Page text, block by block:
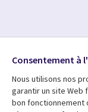
Media
Global
FR
Consentement à
Nous utilisons nos
garantir un site Web
bon fonctionnement